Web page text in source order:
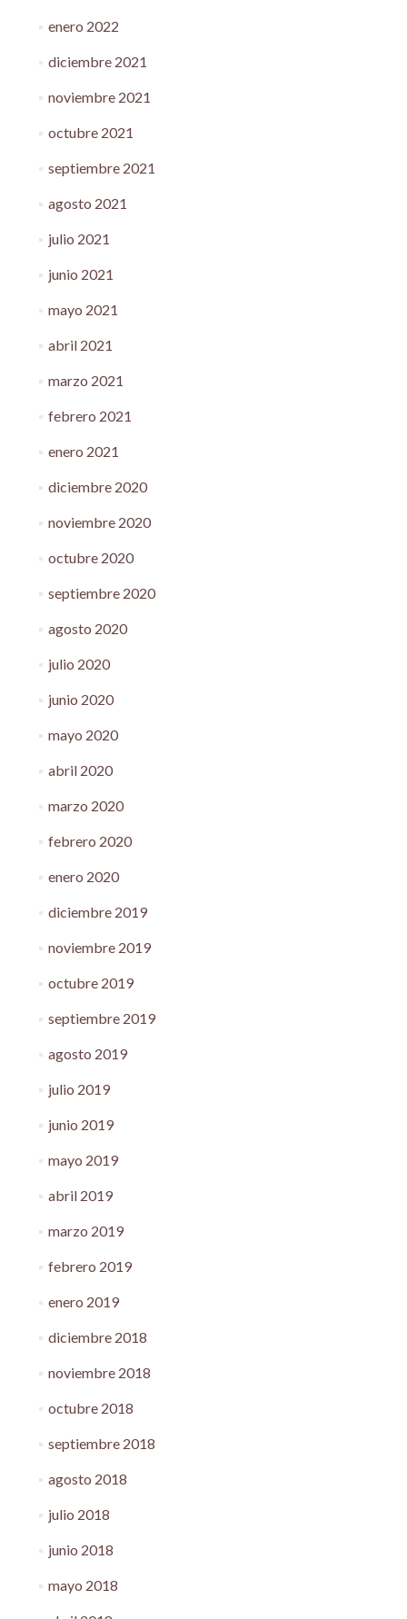
enero 2022
diciembre 2021
noviembre 2021
octubre 2021
septiembre 2021
agosto 2021
julio 2021
junio 2021
mayo 2021
abril 2021
marzo 2021
febrero 2021
enero 2021
diciembre 2020
noviembre 2020
octubre 2020
septiembre 2020
agosto 2020
julio 2020
junio 2020
mayo 2020
abril 2020
marzo 2020
febrero 2020
enero 2020
diciembre 2019
noviembre 2019
octubre 2019
septiembre 2019
agosto 2019
julio 2019
junio 2019
mayo 2019
abril 2019
marzo 2019
febrero 2019
enero 2019
diciembre 2018
noviembre 2018
octubre 2018
septiembre 2018
agosto 2018
julio 2018
junio 2018
mayo 2018